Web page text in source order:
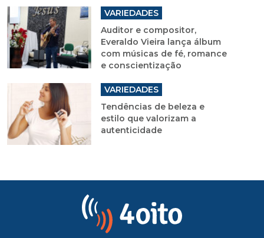
VARIEDADES
Auditor e compositor,
Everaldo Vieira lança álbum
com músicas de fé, romance
e conscientização
VARIEDADES
Tendências de beleza e
estilo que valorizam a
autenticidade